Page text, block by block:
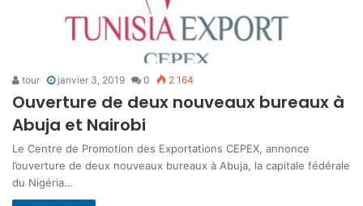
tour janvier 3, 2019 0 2 164
Ouverture de deux nouveaux bureaux à
Abuja et Nairobi
Le Centre de Promotion des Exportations CEPEX, annonce
l’ouverture de deux nouveaux bureaux à Abuja, la capitale fédérale
du Nigéria…